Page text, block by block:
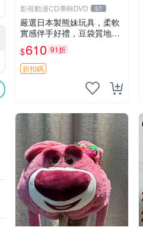
影視動漫CD專輯DVD 57
嚴選日本製熊妹玩具，柔軟
實感伴手好禮，豆袋質地手
感佳，抱枕小熊 recom 推薦
白色豆袋 玩具
$610 91折
折扣碼